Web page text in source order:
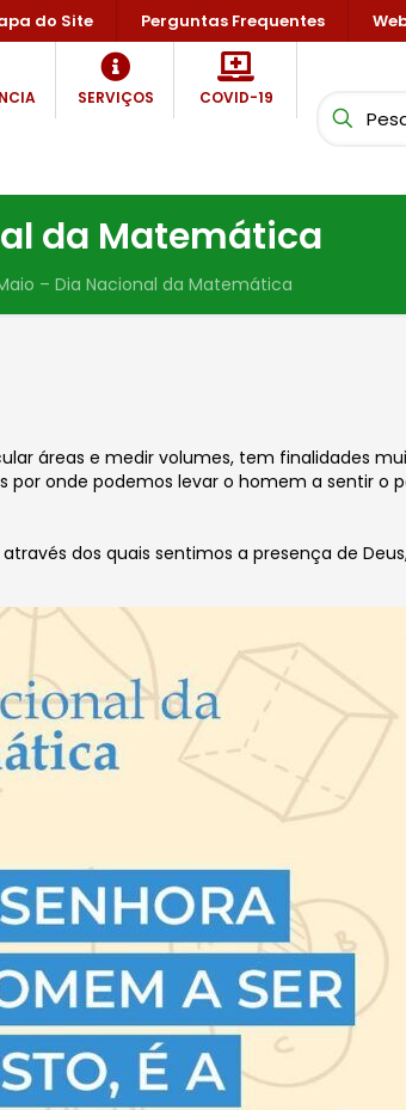
do Site Perguntas Frequentes
SERVIÇOS COVID-19
da Matemática
– Dia Nacional da Matemática
áreas e medir volumes, tem finalidades
onde podemos levar o homem a sentir o
dos quais sentimos a presença de